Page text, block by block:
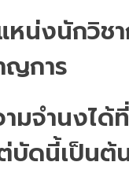
หน่งนักวิ
ญการ
จำนงได้
บัดนี้เป็นต้